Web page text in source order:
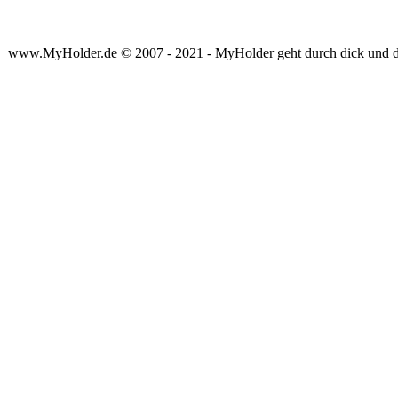
www.MyHolder.de © 2007 - 2021 - MyHolder geht durch dick und